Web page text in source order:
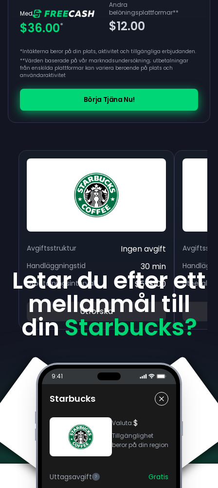
Med
$36.00*
Andra
belöningsplattformar**
$12.00
*Intäkterna beror på din plats, aktivitet och tillgängliga erbjudanden.
**Värden baserade på vår marknadsundersökning; utbetalningar
från enskilda plattformar kan variera beroende på plats och
användaraktivitet
Börja Tjäna Nu!
Avgiftsstruktur Ingen avgift
Handläggningstid 30 min
Utbetalningsintervall $5-$100
Utforska
Letar du efter ett
mellanmål till
dinStarbucks?
9:41
Starbucks
Valuta:$
Tillgänglighet
beror på din region
Uttagsavgift ?
Gratis